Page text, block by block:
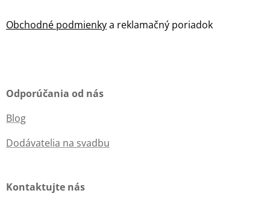
Obchodné podmienkya reklamačný poriadok
Odporúčania od nás
Blog
Dodávatelia na svadbu
Kontaktujte nás